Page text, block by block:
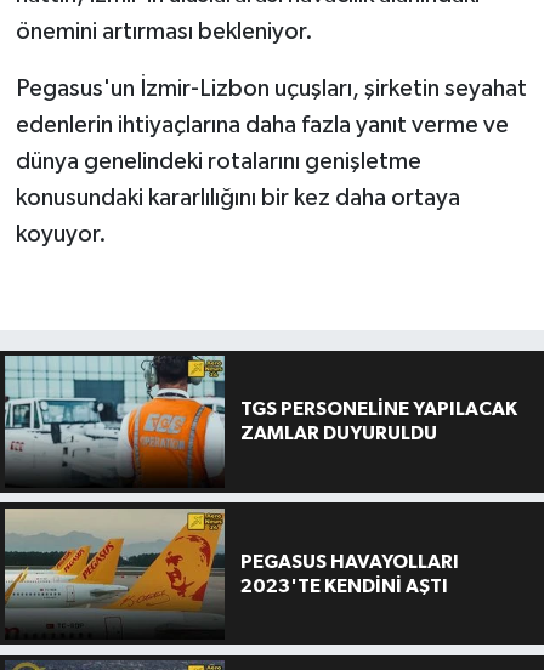
önemini artırması bekleniyor.
Pegasus'un İzmir-Lizbon uçuşları, şirketin seyahat
edenlerin ihtiyaçlarına daha fazla yanıt verme ve
dünya genelindeki rotalarını genişletme
konusundaki kararlılığını bir kez daha ortaya
koyuyor.
TGS PERSONELİNE YAPILACAK
ZAMLAR DUYURULDU
PEGASUS HAVAYOLLARI
2023'TE KENDİNİ AŞTI